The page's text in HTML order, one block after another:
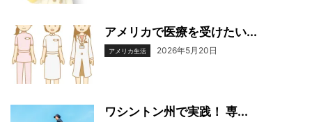
アメリカで医療を受けたい...
アメリカ生活 2026年5月20日
ワシントン州で実践！ 専...